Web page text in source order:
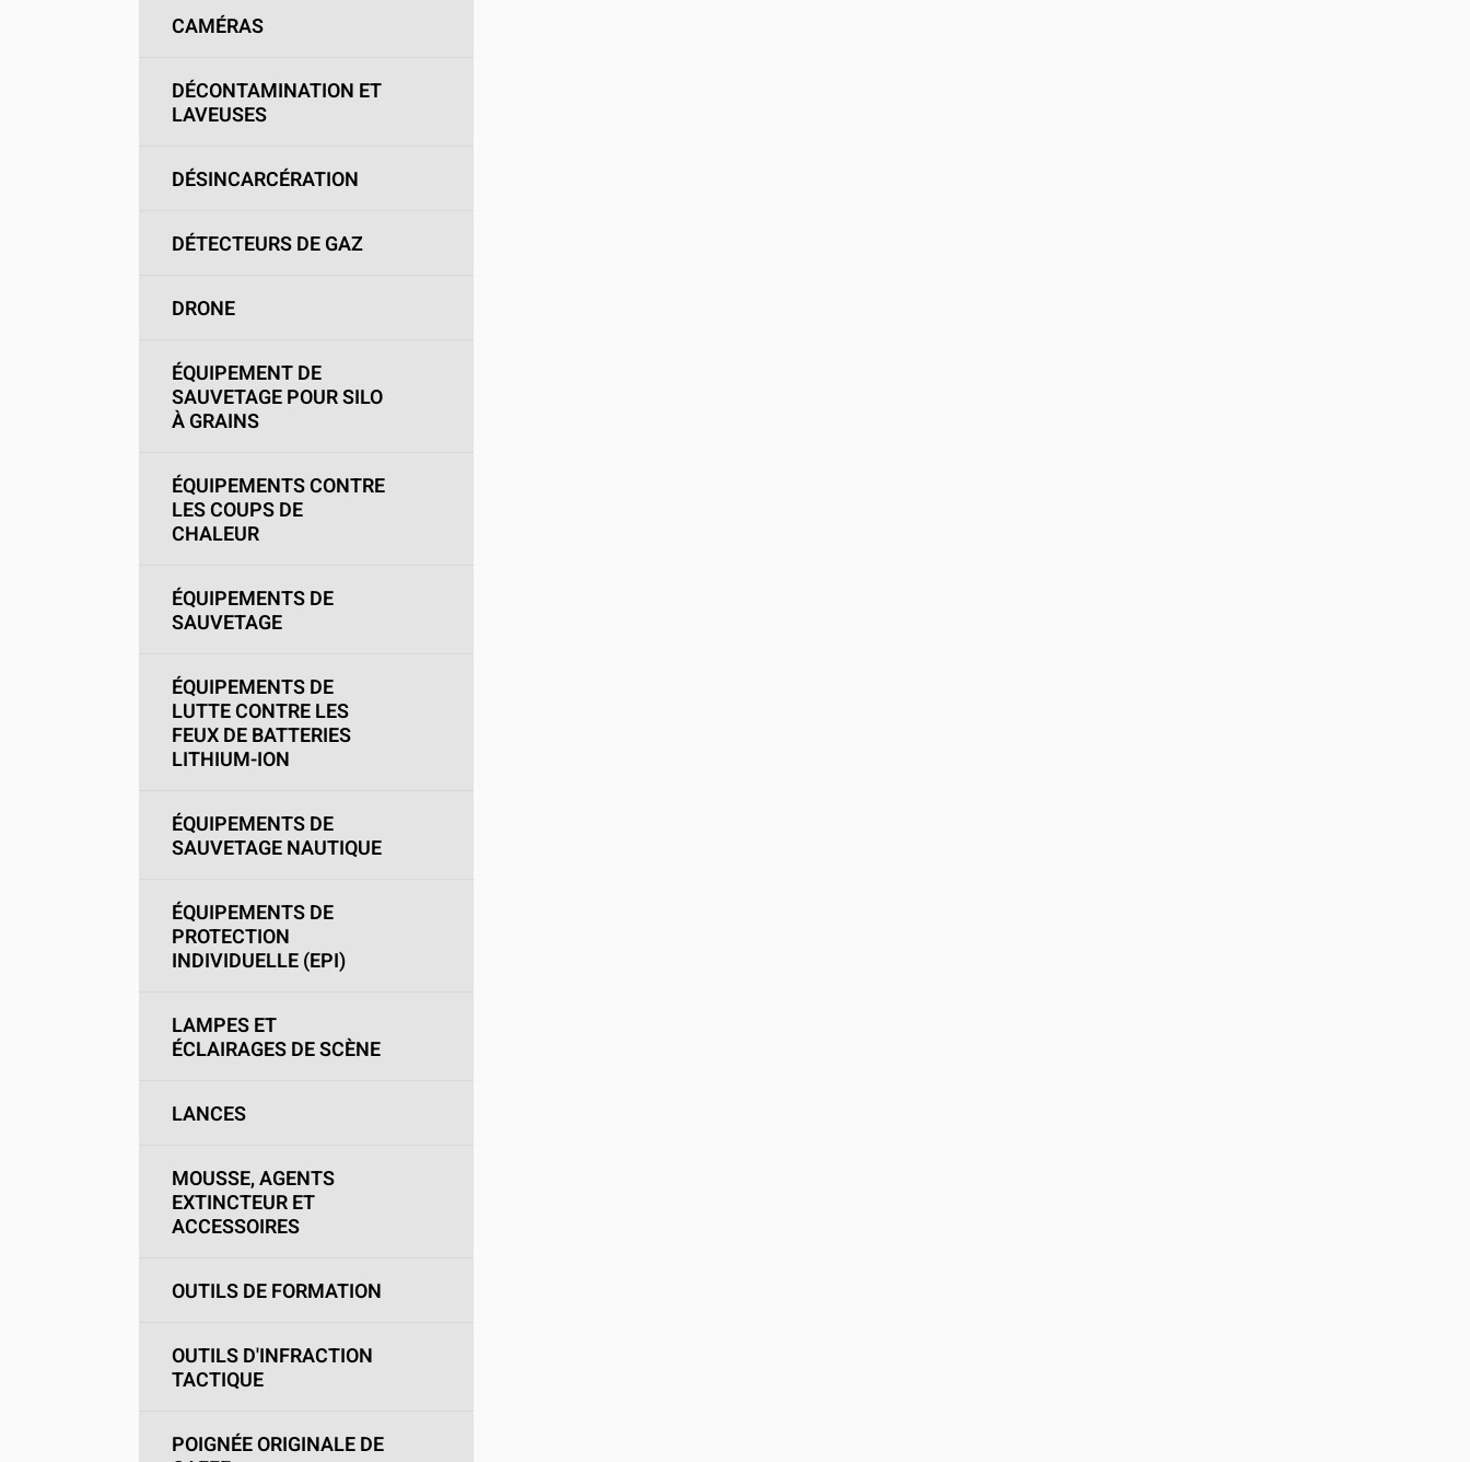
CAMÉRAS
DÉCONTAMINATION ET
LAVEUSES
DÉSINCARCÉRATION
DÉTECTEURS DE GAZ
DRONE
ÉQUIPEMENT DE
SAUVETAGE POUR SILO
À GRAINS
ÉQUIPEMENTS CONTRE
LES COUPS DE
CHALEUR
ÉQUIPEMENTS DE
SAUVETAGE
ÉQUIPEMENTS DE
LUTTE CONTRE LES
FEUX DE BATTERIES
LITHIUM-ION
ÉQUIPEMENTS DE
SAUVETAGE NAUTIQUE
ÉQUIPEMENTS DE
PROTECTION
INDIVIDUELLE (EPI)
LAMPES ET
ÉCLAIRAGES DE SCÈNE
LANCES
MOUSSE, AGENTS
EXTINCTEUR ET
ACCESSOIRES
OUTILS DE FORMATION
OUTILS D'INFRACTION
TACTIQUE
POIGNÉE ORIGINALE DE